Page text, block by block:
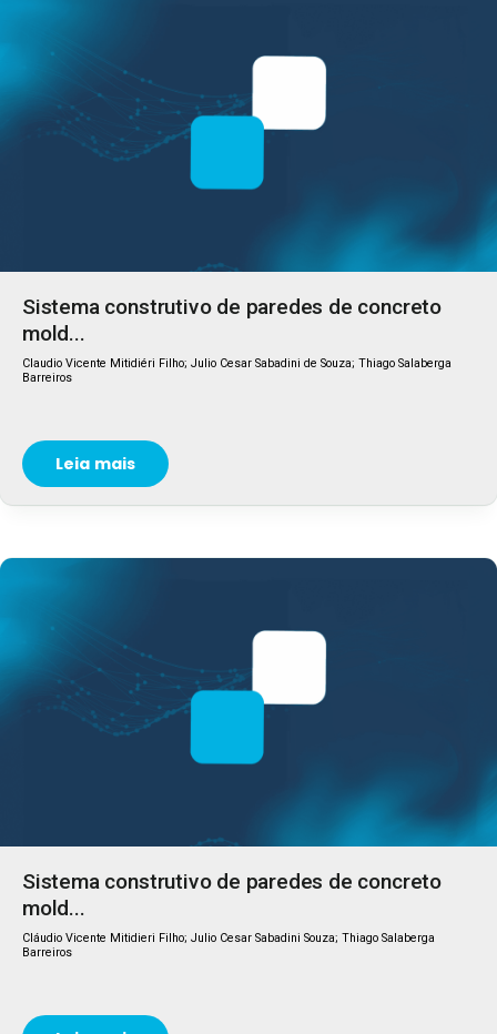
Sistema construtivo de paredes de concreto
mold...
Claudio Vicente Mitidiéri Filho; Julio Cesar Sabadini de Souza; Thiago Salaberga
Barreiros
Leia mais
Sistema construtivo de paredes de concreto
mold...
Cláudio Vicente Mitidieri Filho; Julio Cesar Sabadini Souza; Thiago Salaberga
Barreiros